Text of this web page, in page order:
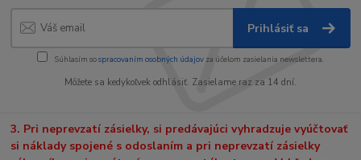
Prihlásiť sa
Súhlasím sospracovaním osobných údajov za účelom zasielania newslettera.
Môžete sa kedykoľvek odhlásiť. Zasielame raz za 14 dní.
3. Pri neprevzatí zásielky, si predávajúci vyhradzuje vyúčtovať
si náklady spojené s odoslaním a pri neprevzatí zásielky